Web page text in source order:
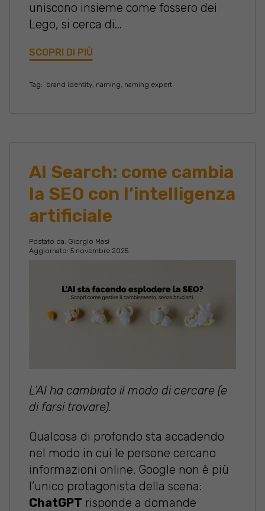
uniscono insieme come fossero dei
Lego, si cerca di...
SCOPRI DI PIÙ
Tag: brand identity, naming, naming expert
AI Search: come cambia
la SEO con l’intelligenza
artificiale
Postato da: Giorgio Masi
Aggiornato: 5 novembre 2025
L’AI ha cambiato il modo di cercare (e
di farsi trovare).
Qualcosa di profondo sta accadendo
nel modo in cui le persone cercano
informazioni online. Google non è più
l’unico protagonista della scena:
ChatGPT risponde a domande